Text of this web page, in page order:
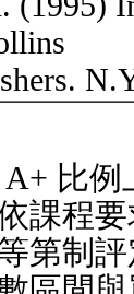
比例
課程
第制